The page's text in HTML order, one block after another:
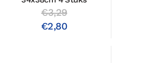
€3,29
€2,80